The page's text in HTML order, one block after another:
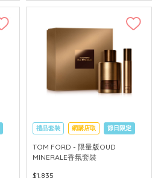
禮品套裝 網購店取 節日限定
TOM FORD - 限量版OUD
MINERALE香氛套裝
$1,835